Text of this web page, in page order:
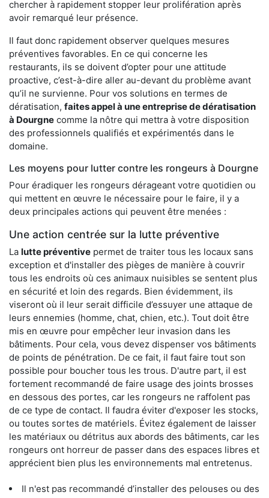
chercher à rapidement stopper leur prolifération après
avoir remarqué leur présence.
Il faut donc rapidement observer quelques mesures
préventives favorables. En ce qui concerne les
restaurants, ils se doivent d’opter pour une attitude
proactive, c’est-à-dire aller au-devant du problème avant
qu’il ne survienne. Pour vos solutions en termes de
dératisation, faites appel à une entreprise de dératisation
à Dourgne comme la nôtre qui mettra à votre disposition
des professionnels qualifiés et expérimentés dans le
domaine.
Les moyens pour lutter contre les rongeurs à Dourgne
Pour éradiquer les rongeurs dérageant votre quotidien ou
qui mettent en œuvre le nécessaire pour le faire, il y a
deux principales actions qui peuvent être menées :
Une action centrée sur la lutte préventive
La lutte préventive permet de traiter tous les locaux sans
exception et d'installer des pièges de manière à couvrir
tous les endroits où ces animaux nuisibles se sentent plus
en sécurité et loin des regards. Bien évidemment, ils
viseront où il leur serait difficile d’essuyer une attaque de
leurs ennemies (homme, chat, chien, etc.). Tout doit être
mis en œuvre pour empêcher leur invasion dans les
bâtiments. Pour cela, vous devez dispenser vos bâtiments
de points de pénétration. De ce fait, il faut faire tout son
possible pour boucher tous les trous. D'autre part, il est
fortement recommandé de faire usage des joints brosses
en dessous des portes, car les rongeurs ne raffolent pas
de ce type de contact. Il faudra éviter d'exposer les stocks,
ou toutes sortes de matériels. Évitez également de laisser
les matériaux ou détritus aux abords des bâtiments, car les
rongeurs ont horreur de passer dans des espaces libres et
apprécient bien plus les environnements mal entretenus.
Il n'est pas recommandé d’installer des pelouses ou des